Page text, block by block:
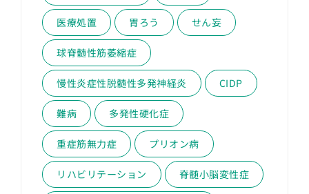
医療処置 胃ろう せん妄
球脊髄性筋萎縮症
慢性炎症性脱髄性多発神経炎 CIDP
難病 多発性硬化症
重症筋無力症 プリオン病
リハビリテーション 脊髄小脳変性症